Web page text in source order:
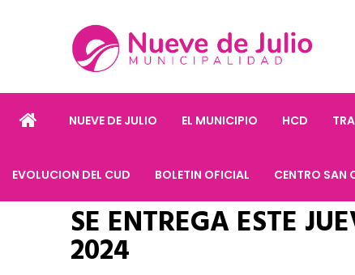
NUEVE DE JULIO EL MUNICIPIO HCD
EVOLUCION DEL CUD BOLETIN OFICIAL CENTRO SAN
SE ENTREGA ESTE
2024